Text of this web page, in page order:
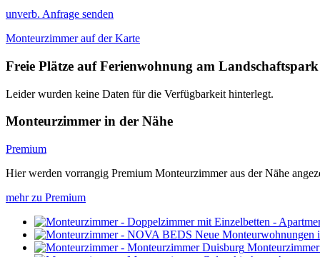
unverb. Anfrage senden
Monteurzimmer auf der Karte
Freie Plätze auf Ferienwohnung am Landschaftspark
Leider wurden keine Daten für die Verfügbarkeit hinterlegt.
Monteurzimmer in der Nähe
Premium
Hier werden vorrangig Premium Monteurzimmer aus der Nähe
mehr zu Premium